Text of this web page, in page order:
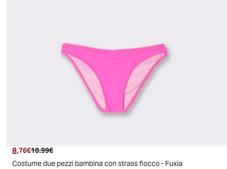
Prezzo attuale
8.76€ Prezzo originale
10.99€
Costume due pezzi bambina con strass fiocco - Fuxia